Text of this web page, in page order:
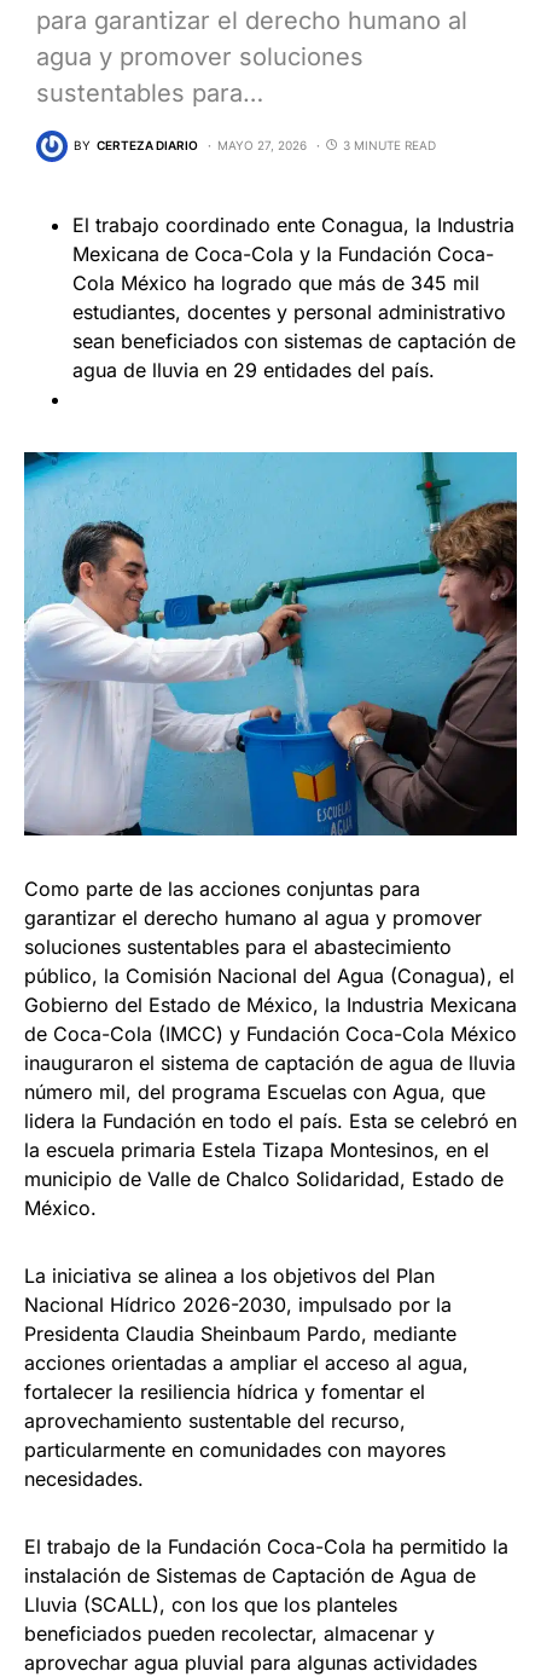
para garantizar el derecho humano al
agua y promover soluciones
sustentables para…
BY CERTEZA DIARIO MAYO 27, 2026 3 MINUTE READ
El trabajo coordinado ente Conagua, la Industria
Mexicana de Coca-Cola y la Fundación Coca-
Cola México ha logrado que más de 345 mil
estudiantes, docentes y personal administrativo
sean beneficiados con sistemas de captación de
agua de lluvia en 29 entidades del país.
Como parte de las acciones conjuntas para
garantizar el derecho humano al agua y promover
soluciones sustentables para el abastecimiento
público, la Comisión Nacional del Agua (Conagua), el
Gobierno del Estado de México, la Industria Mexicana
de Coca-Cola (IMCC) y Fundación Coca-Cola México
inauguraron el sistema de captación de agua de lluvia
número mil, del programa Escuelas con Agua, que
lidera la Fundación en todo el país. Esta se celebró en
la escuela primaria Estela Tizapa Montesinos, en el
municipio de Valle de Chalco Solidaridad, Estado de
México.
La iniciativa se alinea a los objetivos del Plan
Nacional Hídrico 2026-2030, impulsado por la
Presidenta Claudia Sheinbaum Pardo, mediante
acciones orientadas a ampliar el acceso al agua,
fortalecer la resiliencia hídrica y fomentar el
aprovechamiento sustentable del recurso,
particularmente en comunidades con mayores
necesidades.
El trabajo de la Fundación Coca-Cola ha permitido la
instalación de Sistemas de Captación de Agua de
Lluvia (SCALL), con los que los planteles
beneficiados pueden recolectar, almacenar y
aprovechar agua pluvial para algunas actividades